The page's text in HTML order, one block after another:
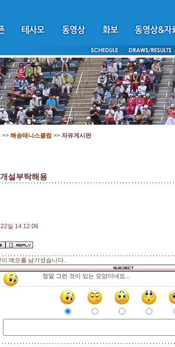
>> 해송테니스클럽 >> 자유게시판
설부탁해용
일 14:12:06
이 메모를 남기셨습니다.
정말 그런 것이 있는 모양이네요...